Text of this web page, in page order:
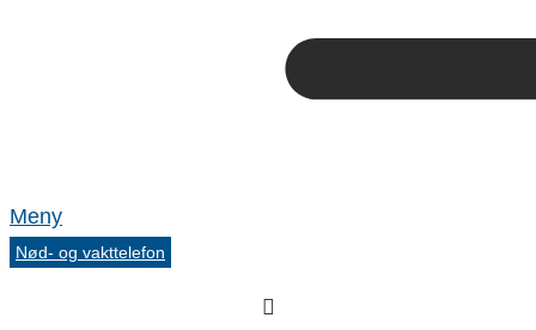
Meny
Nød- og vakttelefon